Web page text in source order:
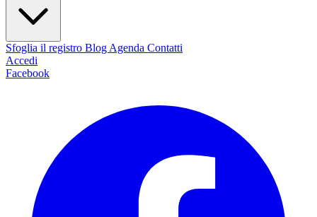
Sfoglia il registro Blog Agenda Contatti
Accedi
Facebook